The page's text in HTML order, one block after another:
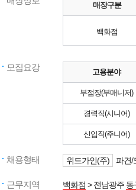
매장구분
백화점
모집요강 고용분야
부점장(부매니저)
경력직(시니어)
신입직(주니어)
채용형태 위드가인(주) 파견/
근무지역 백화점 > 전남광주 동